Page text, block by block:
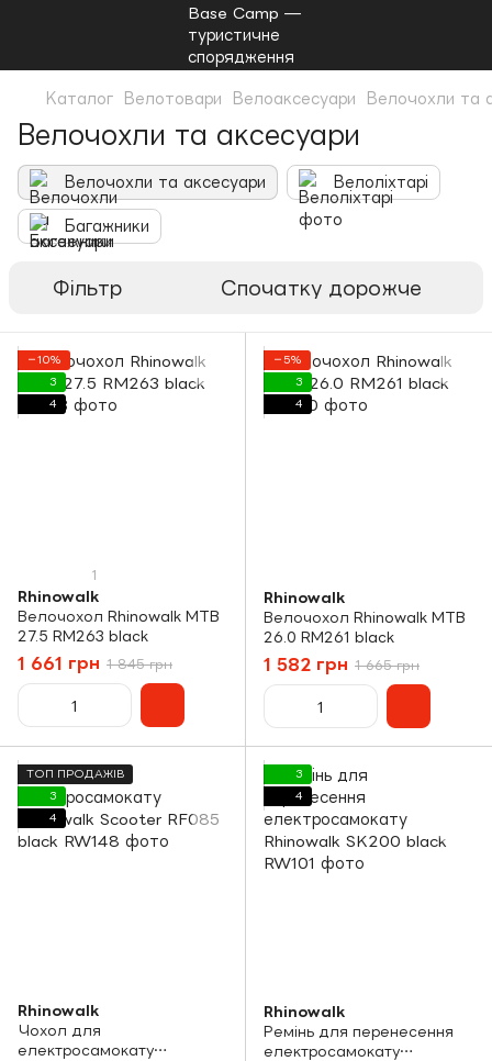
Каталог Велотовари Велоаксесуари Велочохли та
Велочохли та аксесуари
Велочохли та аксесуари Велоліхтарі
Багажники
Фільтр Спочатку дорожче
−10%
3
4
1
Rhinowalk
Велочохол Rhinowalk MTB
27.5 RM263 black
1 661 грн 1 845 грн
−5%
3
4
Rhinowalk
Велочохол Rhinowalk MTB
26.0 RM261 black
1 582 грн 1 665 грн
ТОП ПРОДАЖІВ
3
4
Rhinowalk
Чохол для
електросамокату
3
4
Rhinowalk
Ремінь для перенесення
електросамокату